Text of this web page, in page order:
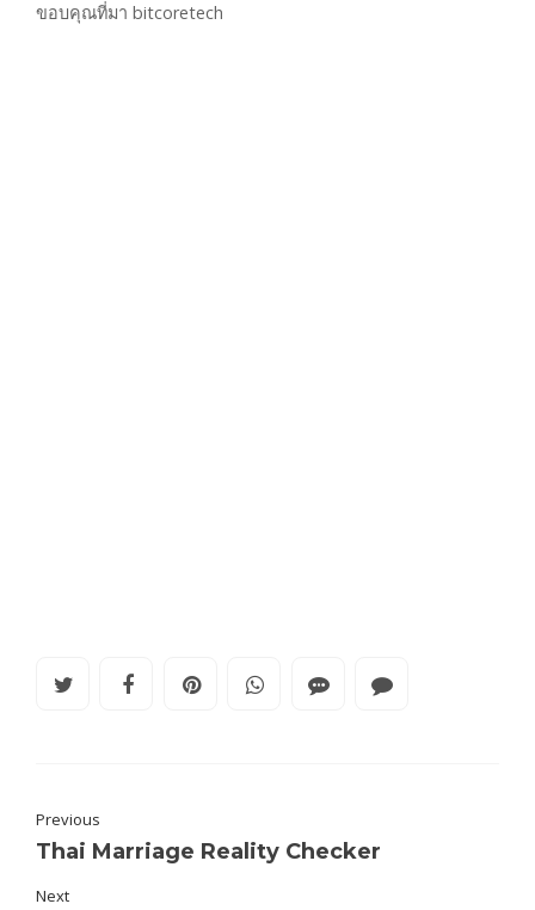
ขอบคุณที่มา bitcoretech
Previous
Thai Marriage Reality Checker
Next